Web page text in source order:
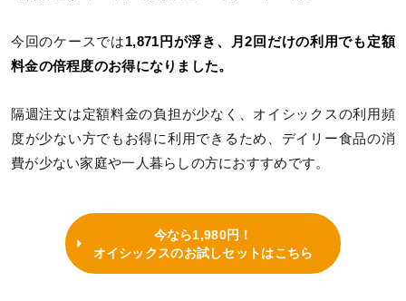
今回のケースでは1,871円が浮き、月2回だけの利用でも定額
料金の倍程度のお得になりました。
隔週注文は定額料金の負担が少なく、オイシックスの利用頻
度が少ない方でもお得に利用できるため、デイリー食品の消
費が少ない家庭や一人暮らしの方におすすめです。
今なら1,980円！
オイシックスのお試しセットはこちら